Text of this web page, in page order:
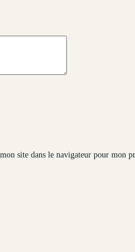
site dans le navigateur pour mon